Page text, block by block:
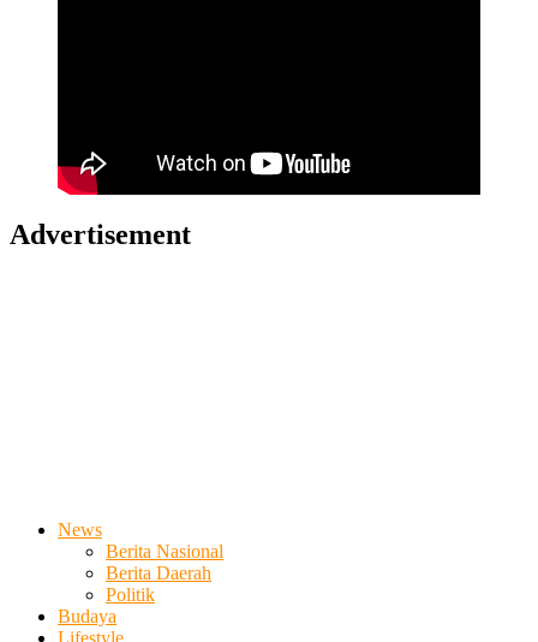
Advertisement
News
Berita Nasional
Berita Daerah
Politik
Budaya